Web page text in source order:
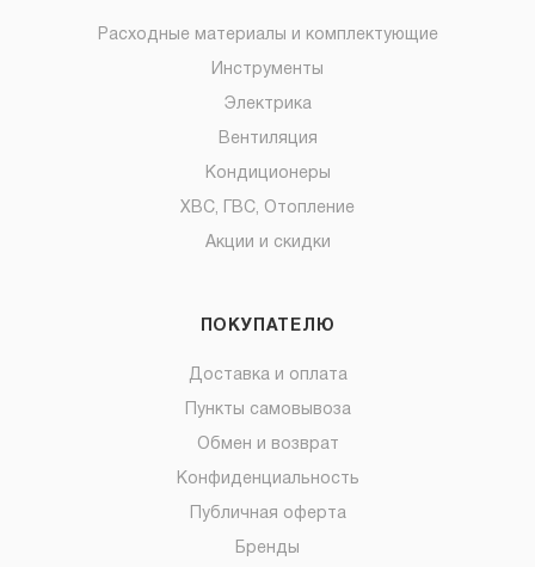
Расходные материалы и комплектующие
Инструменты
Электрика
Вентиляция
Кондиционеры
ХВС, ГВС, Отопление
Акции и скидки
ПОКУПАТЕЛЮ
Доставка и оплата
Пункты самовывоза
Обмен и возврат
Конфиденциальность
Публичная оферта
Бренды